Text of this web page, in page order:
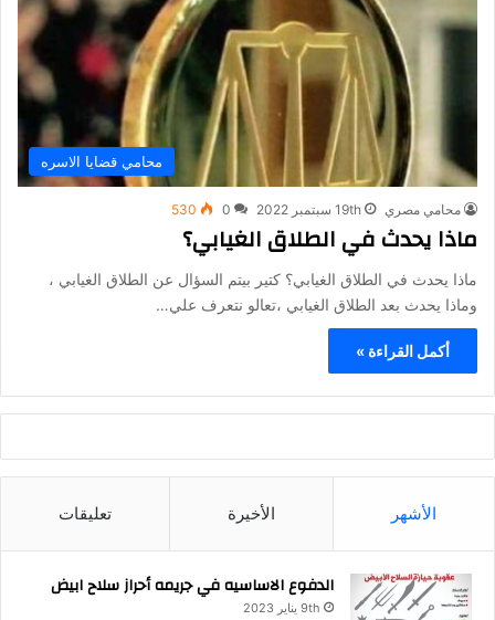
محامي قضايا الاسره
محامي مصري 19th سبتمبر 2022 0
530
ماذا يحدث في الطلاق الغيابي؟
ماذا يحدث في الطلاق الغيابي؟ كتير بيتم السؤال عن الطلاق الغيابي ،
وماذا يحدث بعد الطلاق الغيابي ،تعالو نتعرف علي…
أكمل القراءة »
الأشهر الأخيرة تعليقات
الدفوع الاساسيه في جريمه أحراز سلاح ابيض
9th يناير 2023